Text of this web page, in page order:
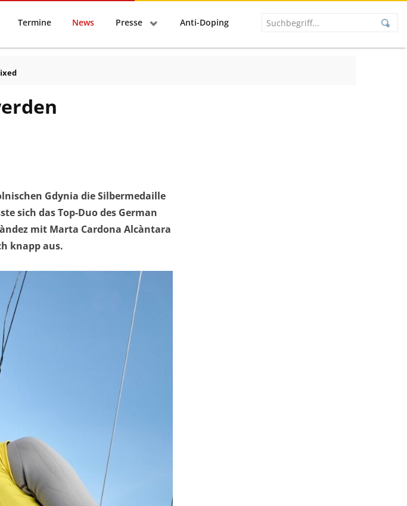
Termine News Presse Anti-Doping
Gdynia die Silbermedaille
sich das Top-Duo des German
mit Marta Cardona Alcàntara
knapp aus.